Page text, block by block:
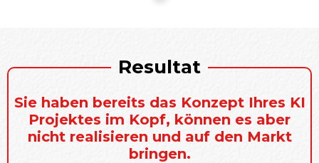
Resultat
Sie haben bereits das Konzept Ihres KI
Projektes im Kopf, können es aber
nicht realisieren und auf den Markt
bringen.